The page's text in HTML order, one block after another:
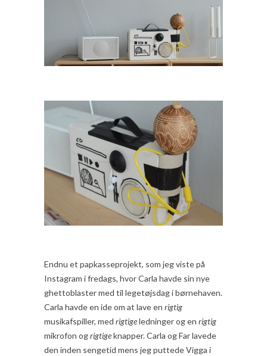
Endnu et papkasseprojekt, som jeg viste på
Instagram i fredags, hvor Carla havde sin nye
ghettoblaster med til legetøjsdag i børnehaven.
Carla havde en ide om at lave en rigtig
musikafspiller, med rigtigeledninger og en rigtig
mikrofon ogrigtigeknapper. Carla og Far lavede
den inden sengetid mens jeg puttede Vigga i